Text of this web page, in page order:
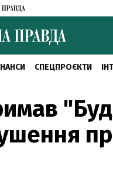
СПЕЦПРОЄКТИ